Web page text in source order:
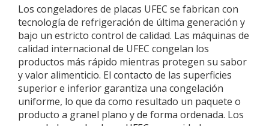
Los congeladores de placas UFEC se fabrican con
tecnología de refrigeración de última generación y
bajo un estricto control de calidad. Las máquinas de
calidad internacional de UFEC congelan los
productos más rápido mientras protegen su sabor
y valor alimenticio. El contacto de las superficies
superior e inferior garantiza una congelación
uniforme, lo que da como resultado un paquete o
producto a granel plano y de forma ordenada. Los